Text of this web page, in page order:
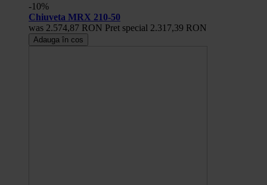
-10%
Chiuveta MRX 210-50
was 2.574,87 RON Pret special 2.317,39 RON
Adauga în cos